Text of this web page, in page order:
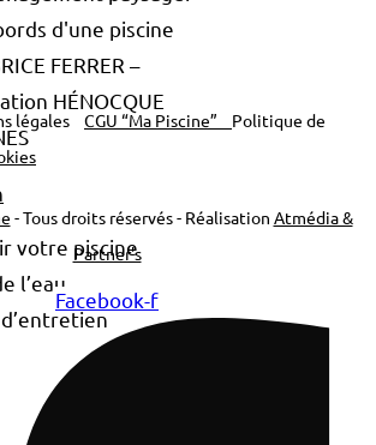
FERRER –
HÉNOCQUE
votre piscine
l’eau
légales CGU “Ma Piscine” Politique de
- Tous droits réservés - Réalisation Atmédia &
Partner's
Facebook-f